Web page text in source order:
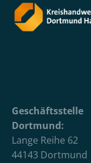
Geschäftsstelle
Dortmund:
Lange Reihe 62
44143 Dortmund